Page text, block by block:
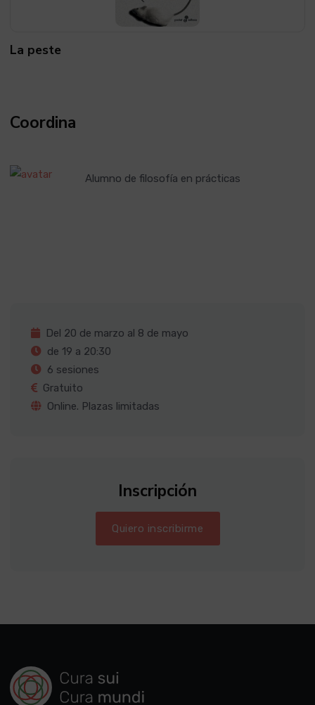
La peste
Coordina
Alumno de filosofía en prácticas
Del 20 de marzo al 8 de mayo
de 19 a 20:30
6 sesiones
Gratuito
Online. Plazas limitadas
Inscripción
Quiero inscribirme